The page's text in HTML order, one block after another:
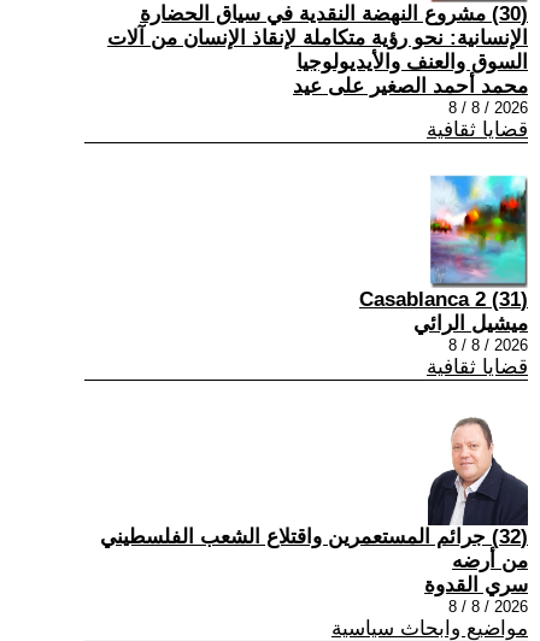
(30) مشروع النهضة النقدية في سياق الحضارة
الإنسانية: نحو رؤية متكاملة لإنقاذ الإنسان من آلات
السوق والعنف والأيديولوجيا
محمد أحمد الصغير على عيد
2026 / 8 / 8
قضايا ثقافية
(31) Casablanca 2
ميشيل الرائي
2026 / 8 / 8
قضايا ثقافية
(32) جرائم المستعمرين واقتلاع الشعب الفلسطيني
من أرضه
سري القدوة
2026 / 8 / 8
مواضيع وابحاث سياسية